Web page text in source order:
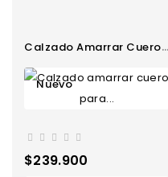
Calzado Amarrar Cuero Para...
Nuevo
Precio
$239.900